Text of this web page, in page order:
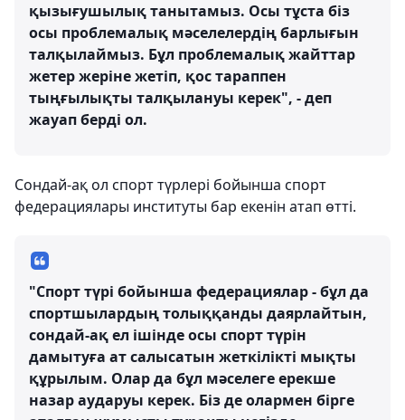
қызығушылық танытамыз. Осы тұста біз
осы проблемалық мәселелердің барлығын
талқылаймыз. Бұл проблемалық жайттар
жетер жеріне жетіп, қос тараппен
тыңғылықты талқылануы керек", - деп
жауап берді ол.
Сондай-ақ ол спорт түрлері бойынша спорт
федерациялары институты бар екенін атап өтті.
"Спорт түрі бойынша федерациялар - бұл да
спортшылардың толыққанды даярлайтын,
сондай-ақ ел ішінде осы спорт түрін
дамытуға ат салысатын жеткілікті мықты
құрылым. Олар да бұл мәселеге ерекше
назар аударуы керек. Біз де олармен бірге